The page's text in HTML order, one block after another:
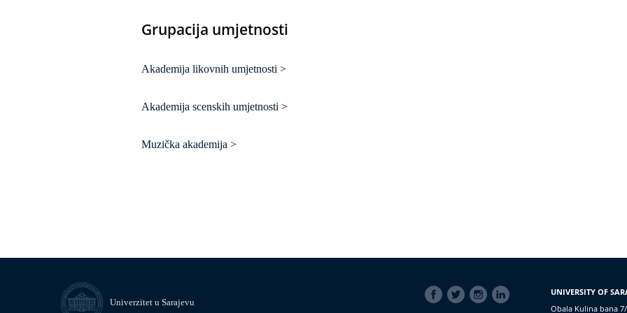
Grupacija umjetnosti
Akademija likovnih umjetnosti >
Akademija scenskih umjetnosti >
Muzička akademija >
Univerzitet u Sarajevu
SOCIAL
LINKS
UNIVERSITY OF
Obala Kulina bana